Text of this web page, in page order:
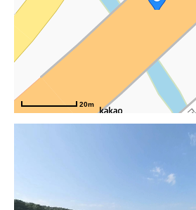
20m